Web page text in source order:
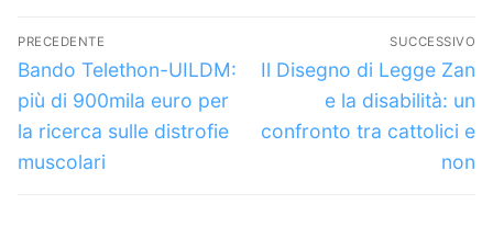
Navigazione
articoli
PRECEDENTE
Articolo
precedente:
Bando Telethon-UILDM:
più di 900mila euro per
la ricerca sulle distrofie
muscolari
SUCCESSIVO
Articolo
successivo:
Il Disegno di Legge Zan
e la disabilità: un
confronto tra cattolici e
non